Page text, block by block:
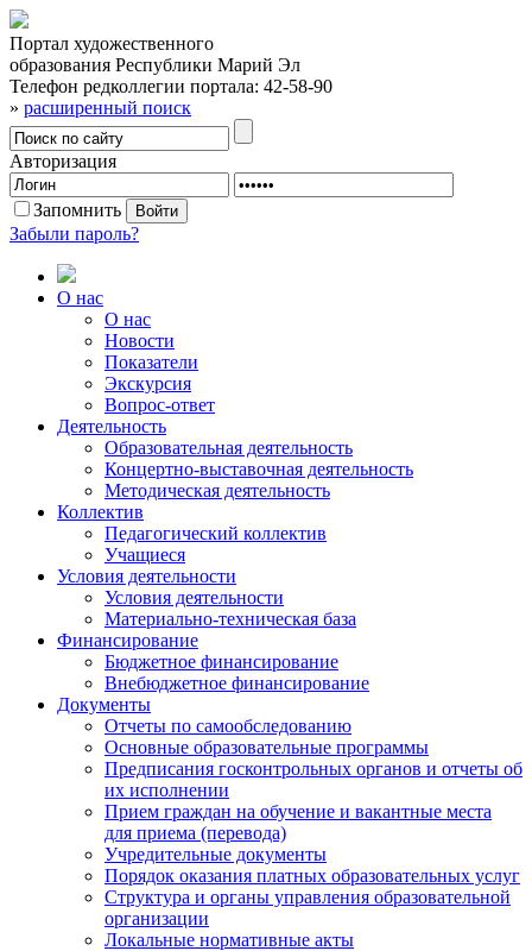
Портал художественного
образования Республики Марий Эл
Телефон редколлегии портала: 42-58-90
» расширенный поиск
Авторизация
Запомнить
Забыли пароль?
О нас
О нас
Новости
Показатели
Экскурсия
Вопрос-ответ
Деятельность
Образовательная деятельность
Концертно-выставочная деятельность
Методическая деятельность
Коллектив
Педагогический коллектив
Учащиеся
Условия деятельности
Условия деятельности
Материально-техническая база
Финансирование
Бюджетное финансирование
Внебюджетное финансирование
Документы
Отчеты по самообследованию
Основные образовательные программы
Предписания госконтрольных органов и отчеты об
их исполнении
Прием граждан на обучение и вакантные места
для приема (перевода)
Учредительные документы
Порядок оказания платных образовательных услуг
Структура и органы управления образовательной
организации
Локальные нормативные акты